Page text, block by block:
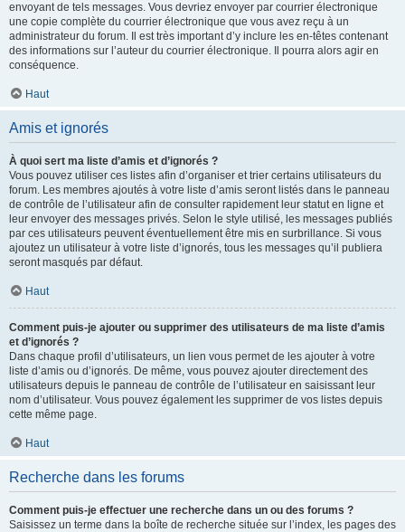
envoyant de tels messages. Vous devriez envoyer par courrier électronique
une copie complète du courrier électronique que vous avez reçu à un
administrateur du forum. Il est très important d’y inclure les en-têtes contenant
des informations sur l’auteur du courrier électronique. Il pourra alors agir en
conséquence.
Haut
Amis et ignorés
À quoi sert ma liste d’amis et d’ignorés ?
Vous pouvez utiliser ces listes afin d’organiser et trier certains utilisateurs du
forum. Les membres ajoutés à votre liste d’amis seront listés dans le panneau
de contrôle de l’utilisateur afin de consulter rapidement leur statut en ligne et
leur envoyer des messages privés. Selon le style utilisé, les messages publiés
par ces utilisateurs peuvent éventuellement être mis en surbrillance. Si vous
ajoutez un utilisateur à votre liste d’ignorés, tous les messages qu’il publiera
seront masqués par défaut.
Haut
Comment puis-je ajouter ou supprimer des utilisateurs de ma liste d’amis
et d’ignorés ?
Dans chaque profil d’utilisateurs, un lien vous permet de les ajouter à votre
liste d’amis ou d’ignorés. De même, vous pouvez ajouter directement des
utilisateurs depuis le panneau de contrôle de l’utilisateur en saisissant leur
nom d’utilisateur. Vous pouvez également les supprimer de vos listes depuis
cette même page.
Haut
Recherche dans les forums
Comment puis-je effectuer une recherche dans un ou des forums ?
Saisissez un terme dans la boîte de recherche située sur l’index, les pages des